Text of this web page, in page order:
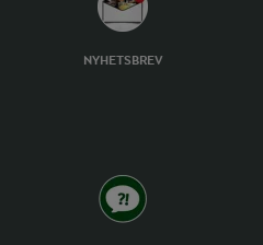
NYHETSBREV